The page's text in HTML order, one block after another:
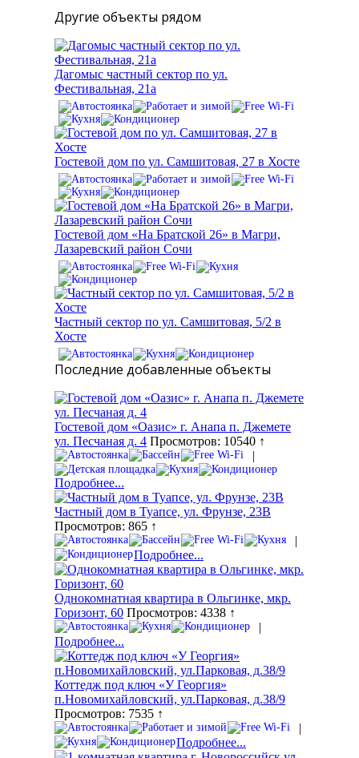
Другие объекты рядом
Дагомыс частный сектор по ул.
Фестивальная, 21а
Гостевой дом по ул. Самшитовая, 27 в Хосте
Гостевой дом «На Братской 26» в Магри,
Лазаревский район Сочи
Частный сектор по ул. Самшитовая, 5/2 в
Хосте
Последние добавленные объекты
Гостевой дом «Оазис» г. Анапа п. Джемете
ул. Песчаная д. 4 Просмотров: 10540 ↑
|
Подробнее...
Частный дом в Туапсе, ул. Фрунзе, 23В
Просмотров: 865 ↑
|
Подробнее...
Однокомнатная квартира в Ольгинке, мкр.
Горизонт, 60 Просмотров: 4338 ↑
|
Подробнее...
Коттедж под ключ «У Георгия»
п.Новомихайловский, ул.Парковая, д.38/9
Просмотров: 7535 ↑
|
Подробнее...